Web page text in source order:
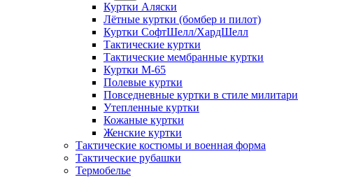
Куртки Аляски
Лётные куртки (бомбер и пилот)
Куртки СофтШелл/ХардШелл
Тактические куртки
Тактические мембранные куртки
Куртки М-65
Полевые куртки
Повседневные куртки в стиле милитари
Утепленные куртки
Кожаные куртки
Женские куртки
Тактические костюмы и военная форма
Тактические рубашки
Термобелье